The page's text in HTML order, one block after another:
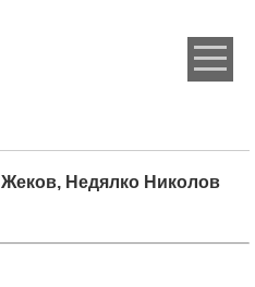
Жеков, Недялко Николов